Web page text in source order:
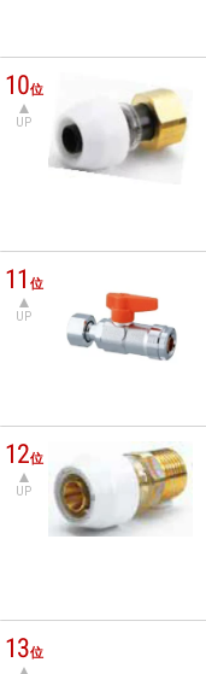
10位
UP
11位
UP
12位
UP
13位